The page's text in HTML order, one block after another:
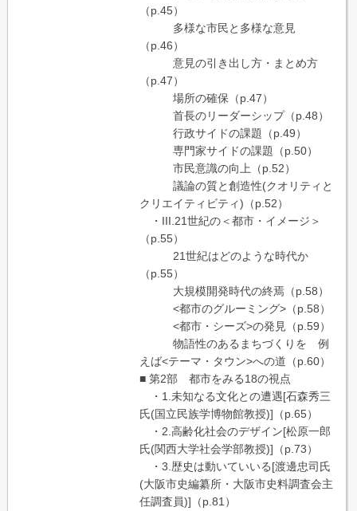
（p.45）
多様な市民と多様な意見
（p.46）
意見の引き出し方・まとめ方
（p.47）
場所の確保（p.47）
首長のリーダーシップ（p.48）
行政サイドの課題（p.49）
専門家サイドの課題（p.50）
市民意識の向上（p.52）
議論の質と創造性(クオリティと
クリエイティビティ)（p.52）
・III.21世紀の＜都市・イメージ＞
（p.55）
21世紀はどのような時代か
（p.55）
大規模開発時代の終焉（p.58）
<都市のグルーミング>（p.58）
<都市・シーズ>の発見（p.59）
物語性のあるまちづくりを 例
えば<テーマ・タウン>への道（p.60）
■ 第2部 都市をみる18の視点
・1.未知なる文化との遭遇[石森秀三
氏(国立民族学博物館教授)]（p.65）
・2.高齢化社会のデザイン[松原一郎
氏(関西大学社会学部教授)]（p.73）
・3.歴史は動いていいる[渡邊忠司氏
(大阪市史編纂所・大阪市史料調査会主
任調査員)]（p.81）